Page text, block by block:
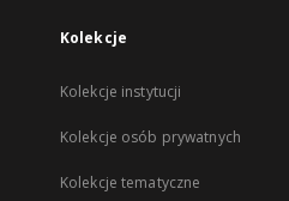
Kolekcje
Kolekcje instytucji
Kolekcje osób prywatnych
Kolekcje tematyczne